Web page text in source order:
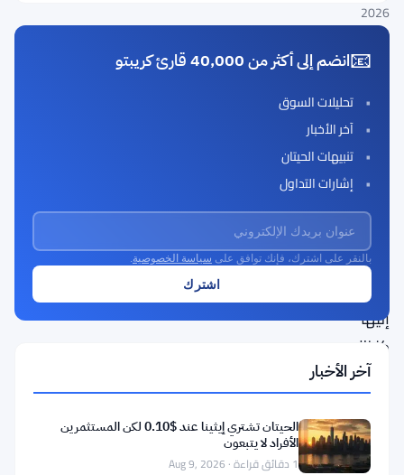
2026
تعتبر
EOS
نفسها
كهيكل
قوي
للتطبيقات
اللامركزية،
وتُشار
إليها
كنظام
قائم
على
البلوكشين
يمكّن
📧انضم إلى أكثر من 40,000 قارئ كريبتو
تحليلات السوق
آخر الأخبار
تنبيهات الحيتان
إشارات التداول
بالنقر على اشترك، فإنك توافق على سياسة الخصوصية.
آخر الأخبار
الحيتان تشتري إيثينا عند $0.10 لكن المستثمرين
الأفراد لا يتبعون
1 دقائق قراءة · Aug 9, 2026